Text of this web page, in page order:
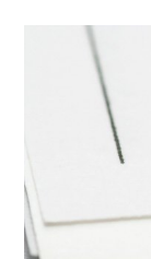
WEITERLESEN